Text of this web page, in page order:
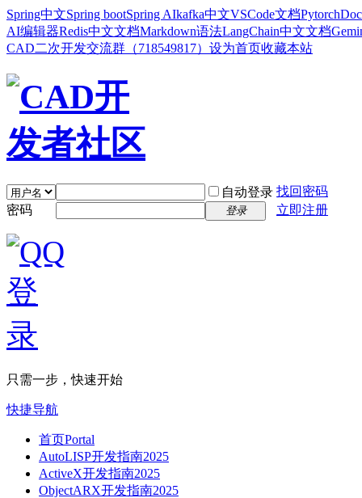
Spring中文Spring bootSpring AIkafka中文VSCode文档Pytorch
AI编辑器Redis中文文档Markdown语法LangChain中文文档
CAD二次开发交流群（718549817） 设为首页收藏本站
自动登录 找回密码
密码
登录 立即注册
只需一步，快速开始
快捷导航
首页Portal
AutoLISP开发指南2025
ActiveX开发指南2025
ObjectARX开发指南2025